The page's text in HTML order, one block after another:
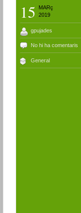
15
MARç
2019
gpujades
No hi ha comentaris
General